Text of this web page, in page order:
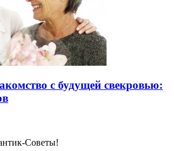
с будущей свекровью:
Советы!